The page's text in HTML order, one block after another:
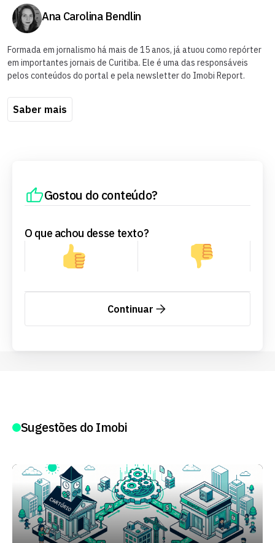
Ana Carolina Bendlin
Formada em jornalismo há mais de 15 anos, já atuou como repórter
em importantes jornais de Curitiba. Ele é uma das responsáveis
pelos conteúdos do portal e pela newsletter do Imobi Report.
Saber mais
Gostou do conteúdo?
O que achou desse texto?
Continuar
Sugestões do Imobi